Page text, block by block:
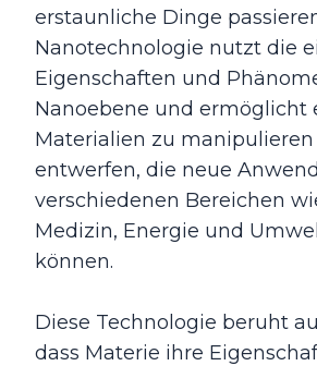
erstaunliche Dinge
Nanotechnologie nutzt die
Eigenschaften und
Nanoebene und ermöglicht
Materialien zu
entwerfen, die neue
verschiedenen Bereichen
Medizin, Energie und
können.
Diese Technologie beruht
dass Materie ihre